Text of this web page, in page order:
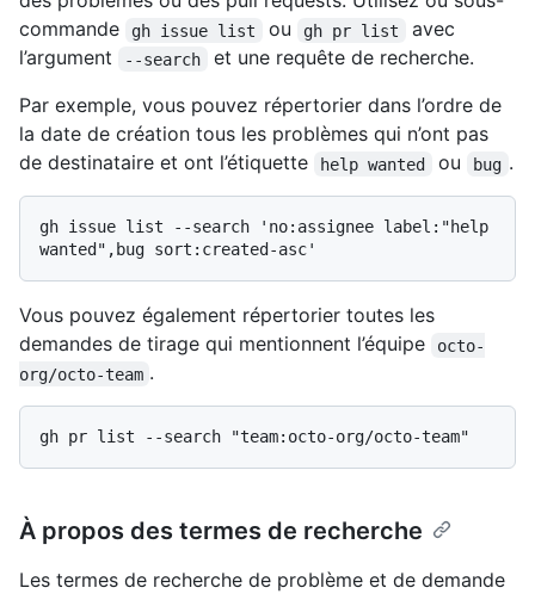
commande
gh issue list ou gh pr list
avec
l’argument
--search
et une requête de recherche.
Par exemple, vous pouvez répertorier dans l’ordre de
la date de création tous les problèmes qui n’ont pas
de destinataire et ont l’étiquette
help wanted ou bug .
gh issue list --search 'no:assignee label:"help
Vous pouvez également répertorier toutes les
demandes de tirage qui mentionnent l’équipe
octo-
org/octo-team .
À propos des termes de recherche
Les termes de recherche de problème et de demande